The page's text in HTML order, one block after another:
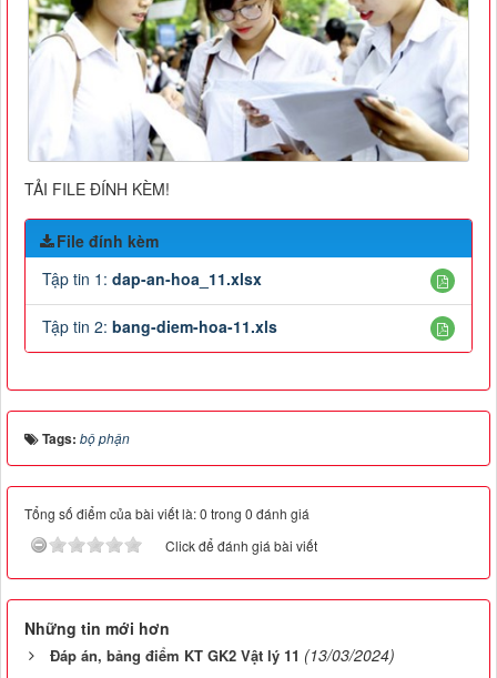
TẢI FILE ĐÍNH KÈM!
File đính kèm
Tập tin 1: dap-an-hoa_11.xlsx
Tập tin 2: bang-diem-hoa-11.xls
Tags: bộ phận
Tổng số điểm của bài viết là: 0 trong 0 đánh giá
Click để đánh giá bài viết
Những tin mới hơn
Đáp án, bảng điểm KT GK2 Vật lý 11 (13/03/2024)